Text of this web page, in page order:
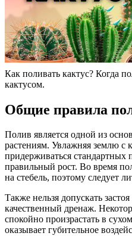
Как поливать кактус? Когда
кактусом.
Общие правила
Полив является одной из
растениям. Увлажняя землю с
придерживаться стандартных
правильный рост. Во время
на стебель, поэтому следует
Также нельзя допускать
качественный дренаж.
спокойно произрастать в
оказывает губительное